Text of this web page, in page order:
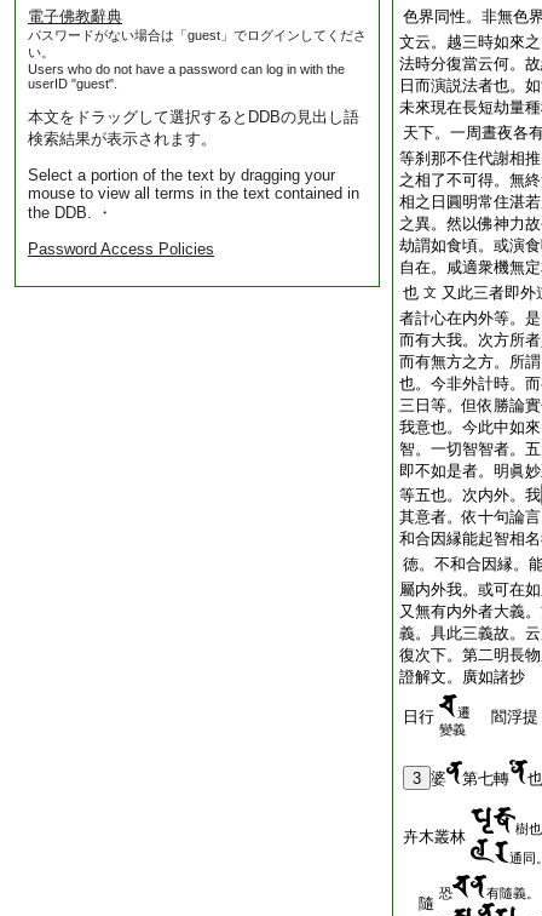
電子佛教辭典
パスワードがない場合は「guest」でログインしてくださ
い。
Users who do not have a password can log in with the
userID "guest".
本文をドラッグして選択するとDDBの見出し語
検索結果が表示されます。
Select a portion of the text by dragging your
mouse to view all terms in the text contained in
the DDB. ・
Password Access Policies
色界同性。非無色
文云。越三時如來
法時分復當云何。
日而演説法者也。
未來現在長短劫量
天下。一周晝夜各
等刹那不住代謝相
之相了不可得。無
相之日圓明常住湛
之異。然以佛神力
劫謂如食頃。或演
自在。咸適衆機無
也 文 又此三者即外
者計心在内外等。
而有大我。次方所
而有無方之方。所
也。今非外計時。
三日等。但依勝論
我意也。今此中如
智。一切智智者。
即不如是者。明眞
等五也。次内外。我
其意者。依十句論
和合因縁能起智相
徳。不和合因縁。
屬内外我。或可在
又無有内外者大義
義。具此三義故。
復次下。第二明長
證解文。廣如諸抄
日行
遷
變義
閻浮提
3 婆 第七轉
卉木叢林
樹
通同
隨
恐 有隨義。